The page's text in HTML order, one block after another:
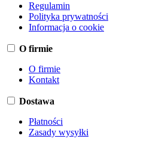
Regulamin
Polityka prywatności
Informacja o cookie
O firmie
O firmie
Kontakt
Dostawa
Płatności
Zasady wysyłki